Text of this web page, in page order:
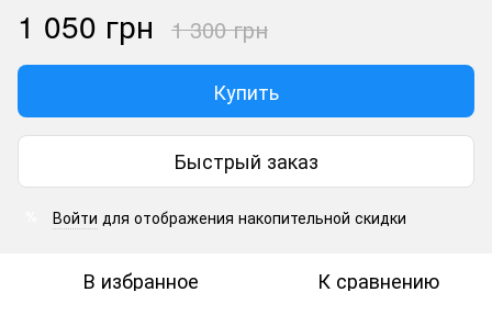
1 050 грн 1 300 грн
Купить
Быстрый заказ
Войти для отображения накопительной скидки
В избранное К сравнению